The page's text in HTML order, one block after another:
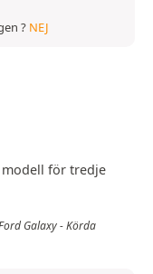
? NEJ
modell för tredje
Galaxy - Körda